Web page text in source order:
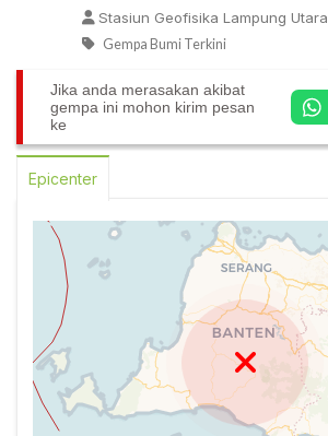
Stasiun Geofisika Lampung Utara
Gempa Bumi Terkini
Jika anda merasakan akibat
gempa ini mohon kirim pesan
ke
Epicenter